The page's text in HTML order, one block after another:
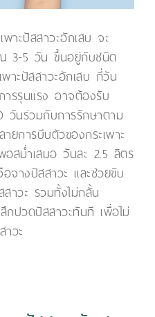
พาะปัสสาวะอักเสบ จะ
ณ 3-5 วัน ขึ้นอยู่กับชนิด
าะปัสสาวะอักเสบ กี่วัน
รรุนแรง อาจต้องรับ
วันร่วมกับการรักษาตาม
การบีบตัวของกระเพาะ
อสม่ำเสมอ วันละ 2.5 ลิตร
จางปัสสาวะ และช่วยขับ
สาวะ รวมทั้งไม่กลั้น
กปวดปัสสาวะทันที เพื่อไม่
าวะ